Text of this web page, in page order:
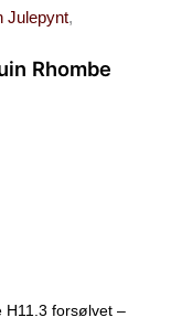
Julepynt,
Rhombe
H11.3 forsølvet –